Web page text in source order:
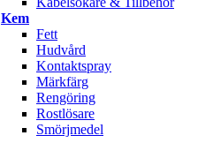
Kem
Fett
Hudvård
Kontaktspray
Märkfärg
Rengöring
Rostlösare
Smörjmedel